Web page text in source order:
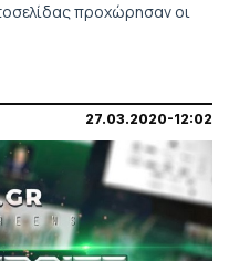
προχώρησαν οι
27.03.2020-12:02